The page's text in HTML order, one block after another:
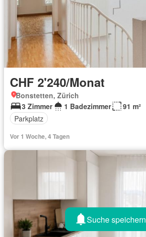
CHF 2'240/Monat
Bonstetten, Zürich
3 Zimmer
1 Badezimmer
91 m²
Parkplatz
Vor 1 Woche, 4 Tagen
Suche speichern